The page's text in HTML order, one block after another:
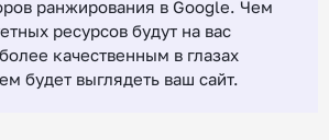
ранжирования в Google. Чем
ресурсов будут на вас
качественным в глазах
будет выглядеть ваш сайт.